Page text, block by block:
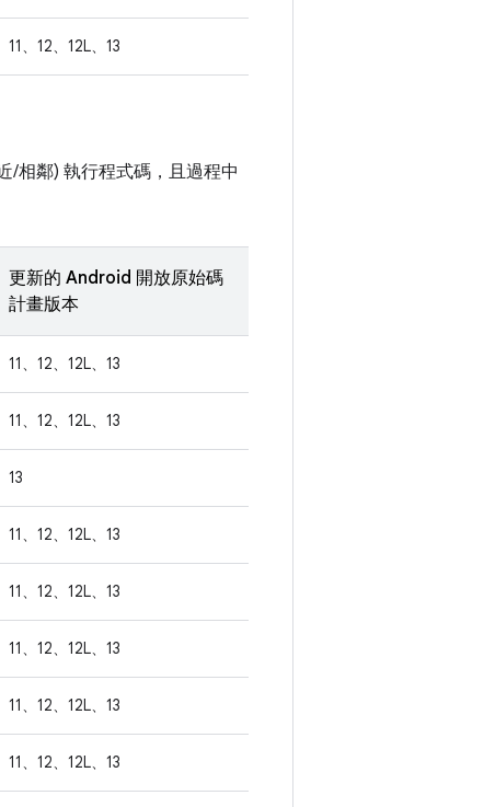
11、12、12L、13
/相鄰) 執行程式碼，且過程中
更新的 Android 開放原始碼
計畫版本
11、12、12L、13
11、12、12L、13
13
11、12、12L、13
11、12、12L、13
11、12、12L、13
11、12、12L、13
11、12、12L、13